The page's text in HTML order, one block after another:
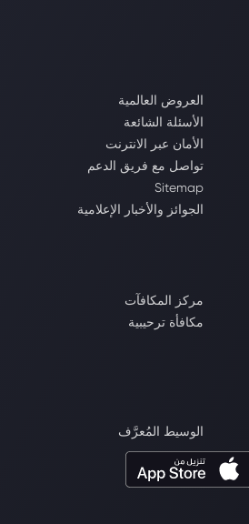
العروض العالمية
الأسئلة الشائعة
الأمان عبر الانترنت
تواصل مع فريق الدعم
Sitemap
الجوائز والأخبار الإعلامية
مركز المكافآت
مكافأة ترحيبية
الوسيط المُعرَّف